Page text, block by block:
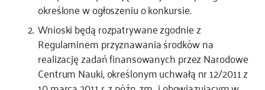
określone w ogłoszeniu o konkursie.
Wnioski będą rozpatrywane zgodnie z
Regulaminem przyznawania środków na
realizację zadań finansowanych przez Narodowe
Centrum Nauki, określonym uchwałą nr 12/2011 z